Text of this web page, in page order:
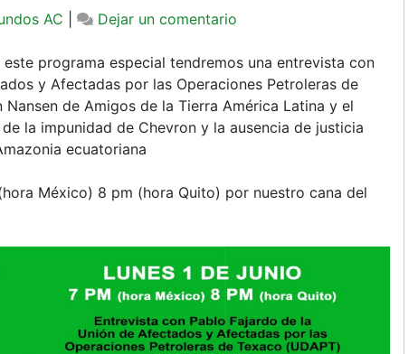
AC Dejar un comentario
especial:La
lucha
del
pueblo
contra
de
junio
7
pm
programa especial tendremos una entrevista con
y Afectadas por las Operaciones Petroleras de
de Amigos de la Tierra América Latina y el
la impunidad de Chevron y la ausencia de justicia
ecuatoriana
México) 8 pm (hora Quito) por nuestro cana del